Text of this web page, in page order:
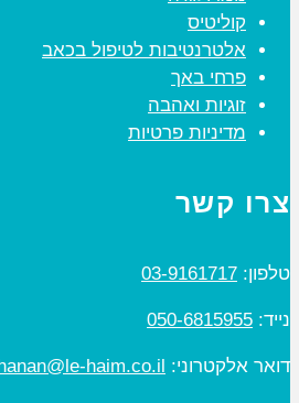
קוליטיס
אלטרנטיבות לטיפול בכאב
פרחי באך
זוגיות ואהבה
מדיניות פרטיות
צרו קשר
טלפון: 03-9161717
נייד: 050-6815955
דואר אלקטרוני: haim.co.il